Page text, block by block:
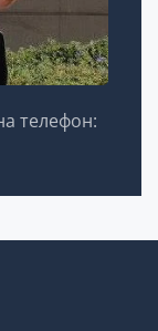
телефон: